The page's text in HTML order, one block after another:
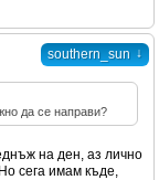
southern_sun ↓
да се направи?
на ден, аз лично
сега имам къде,